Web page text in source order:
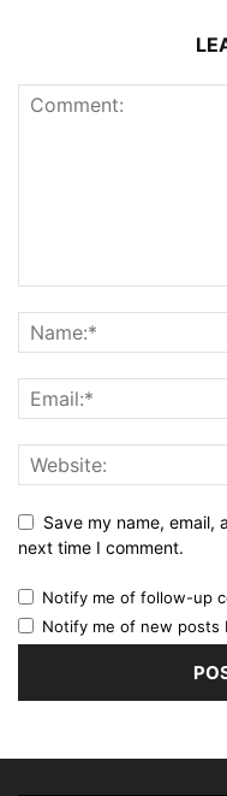
Save my name, email,
next time I comment.
Notify me of follow-up
Notify me of new posts